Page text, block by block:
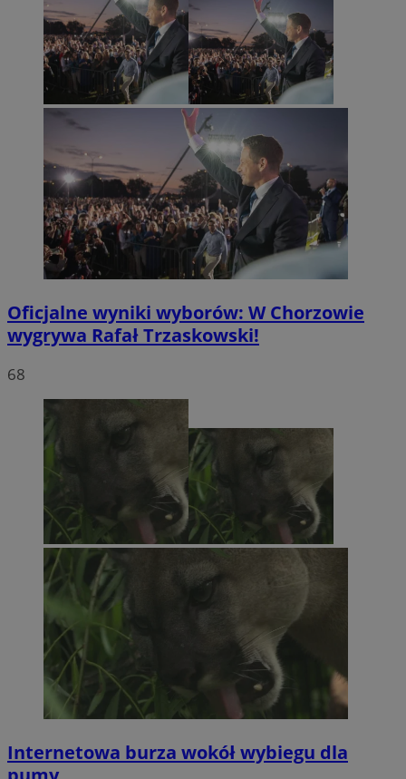
Oficjalne wyniki wyborów: W Chorzowie
wygrywa Rafał Trzaskowski!
68
Internetowa burza wokół wybiegu dla